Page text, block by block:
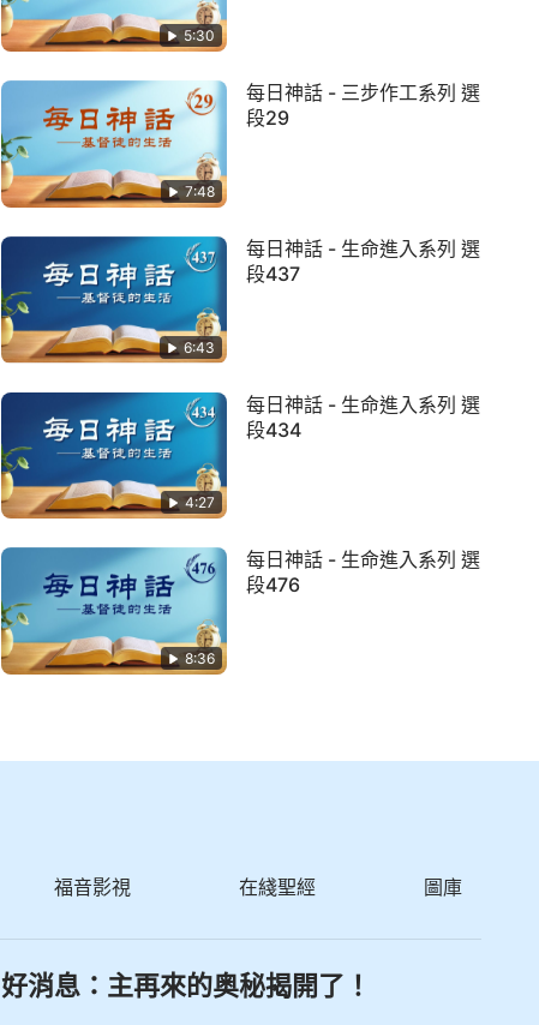
5:30
7:48
每日神話 - 三步作工系列 選
段29
6:43
每日神話 - 生命進入系列 選
段437
4:27
每日神話 - 生命進入系列 選
段434
8:36
每日神話 - 生命進入系列 選
段476
福音影視 在綫聖經 圖庫
好消息：主再來的奥秘揭開了！